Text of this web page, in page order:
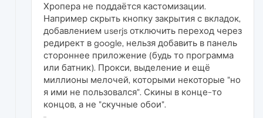
Хропера не поддаётся кастомизации.
Например скрыть кнопку закрытия с вкладок,
добавлением userjs отключить переход через
редирект в google, нельзя добавить в панель
стороннее приложение (будь то программа
или батник). Прокси, выделение и ещё
миллионы мелочей, которыми некоторые "но
я ими не пользовался". Скины в конце-то
концов, а не "скучные обои".